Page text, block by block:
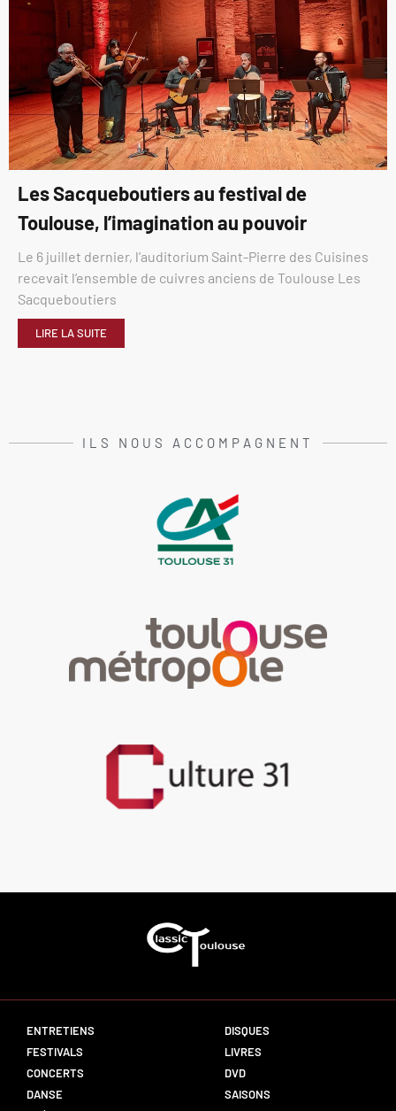
Les Sacqueboutiers au festival de
Toulouse, l’imagination au pouvoir
Le 6 juillet dernier, l’auditorium Saint-Pierre des Cuisines
recevait l’ensemble de cuivres anciens de Toulouse Les
Sacqueboutiers
LIRE LA SUITE
ILS NOUS ACCOMPAGNENT
ENTRETIENS
FESTIVALS
CONCERTS
DANSE
DISQUES
LIVRES
DVD
SAISONS